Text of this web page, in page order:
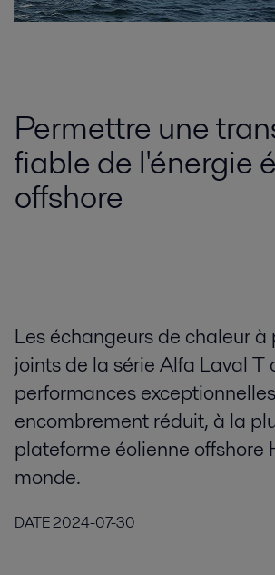
Permettre une
fiable de l'énergie
offshore
Les échangeurs de chaleur
joints de la série Alfa Laval T
performances
encombrement réduit, à la
plateforme éolienne offshore
monde.
DATE2024-07-30